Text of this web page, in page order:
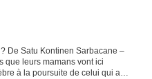
De Satu Kontinen Sarbacane –
que leurs mamans vont ici
à la poursuite de celui qui a